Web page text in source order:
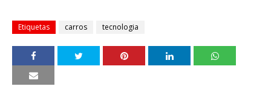
Etiquetas carros tecnologia